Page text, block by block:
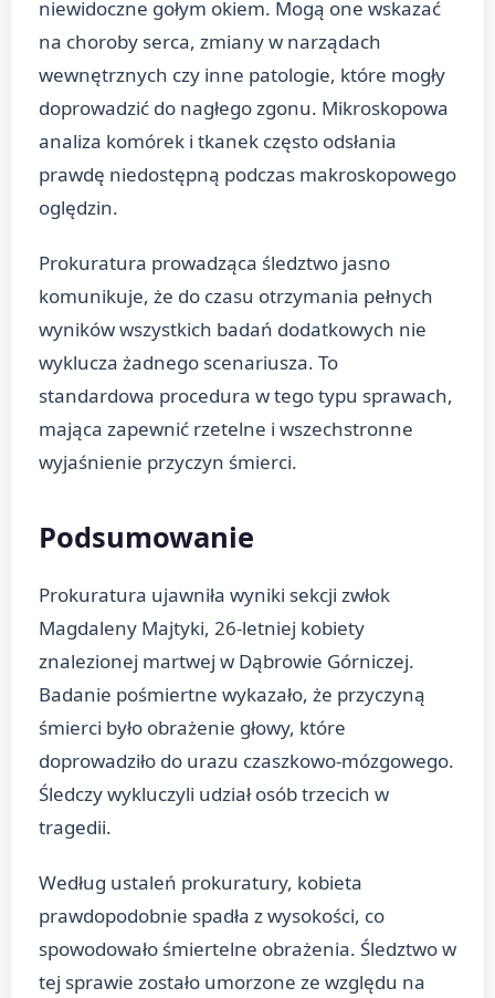
niewidoczne gołym okiem. Mogą one wskazać
na choroby serca, zmiany w narządach
wewnętrznych czy inne patologie, które mogły
doprowadzić do nagłego zgonu. Mikroskopowa
analiza komórek i tkanek często odsłania
prawdę niedostępną podczas makroskopowego
oględzin.
Prokuratura prowadząca śledztwo jasno
komunikuje, że do czasu otrzymania pełnych
wyników wszystkich badań dodatkowych nie
wyklucza żadnego scenariusza. To
standardowa procedura w tego typu sprawach,
mająca zapewnić rzetelne i wszechstronne
wyjaśnienie przyczyn śmierci.
Podsumowanie
Prokuratura ujawniła wyniki sekcji zwłok
Magdaleny Majtyki, 26-letniej kobiety
znalezionej martwej w Dąbrowie Górniczej.
Badanie pośmiertne wykazało, że przyczyną
śmierci było obrażenie głowy, które
doprowadziło do urazu czaszkowo-mózgowego.
Śledczy wykluczyli udział osób trzecich w
tragedii.
Według ustaleń prokuratury, kobieta
prawdopodobnie spadła z wysokości, co
spowodowało śmiertelne obrażenia. Śledztwo w
tej sprawie zostało umorzone ze względu na